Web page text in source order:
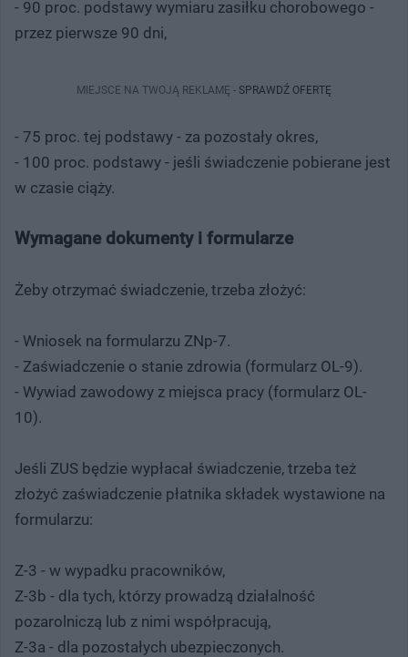
- 90 proc. podstawy wymiaru zasiłku chorobowego -
przez pierwsze 90 dni,
MIEJSCE NA TWOJĄ REKLAMĘ - SPRAWDŹ OFERTĘ
- 75 proc. tej podstawy - za pozostały okres,
- 100 proc. podstawy - jeśli świadczenie pobierane jest
w czasie ciąży.
Wymagane dokumenty i formularze
Żeby otrzymać świadczenie, trzeba złożyć:
- Wniosek na formularzu ZNp-7.
- Zaświadczenie o stanie zdrowia (formularz OL-9).
- Wywiad zawodowy z miejsca pracy (formularz OL-
10).
Jeśli ZUS będzie wypłacał świadczenie, trzeba też
złożyć zaświadczenie płatnika składek wystawione na
formularzu:
Z-3 - w wypadku pracowników,
Z-3b - dla tych, którzy prowadzą działalność
pozarolniczą lub z nimi współpracują,
Z-3a - dla pozostałych ubezpieczonych.